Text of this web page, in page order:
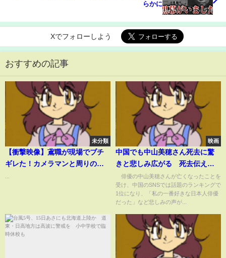
らかに
Xでフォローしよう
おすすめの記事
未分類
【衝撃映像】鳶職が現場でブチ
ギレた！カメラマンと周りの職
映画
中国でも中山美穂さん死去に驚
きと悲しみ広がる 死去伝える
言葉がランキング1位に(2024年
12月6日)
俳優の中山美穂さんが亡くなったことを
受け、中国のSNSでは話題のランキングで
1位になり、「私の一番好きな日本人俳優
だった」など悲しみの声が...